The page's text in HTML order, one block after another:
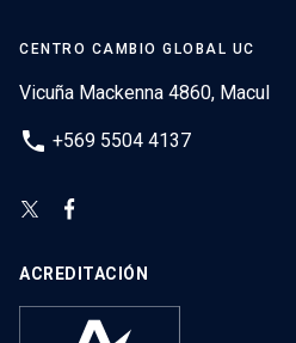
CENTRO CAMBIO GLOBAL UC
Vicuña Mackenna 4860, Macul
phone +569 5504 4137
ACREDITACIÓN